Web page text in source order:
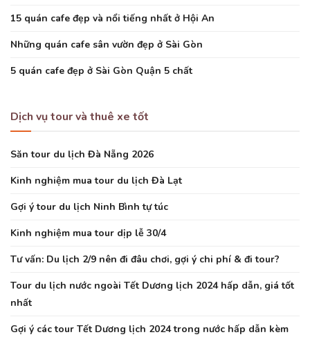
15 quán cafe đẹp và nổi tiếng nhất ở Hội An
Những quán cafe sân vườn đẹp ở Sài Gòn
5 quán cafe đẹp ở Sài Gòn Quận 5 chất
Dịch vụ tour và thuê xe tốt
Săn tour du lịch Đà Nẵng 2026
Kinh nghiệm mua tour du lịch Đà Lạt
Gợi ý tour du lịch Ninh Bình tự túc
Kinh nghiệm mua tour dịp lễ 30/4
Tư vấn: Du lịch 2/9 nên đi đâu chơi, gợi ý chi phí & đi tour?
Tour du lịch nước ngoài Tết Dương lịch 2024 hấp dẫn, giá tốt
nhất
Gợi ý các tour Tết Dương lịch 2024 trong nước hấp dẫn kèm